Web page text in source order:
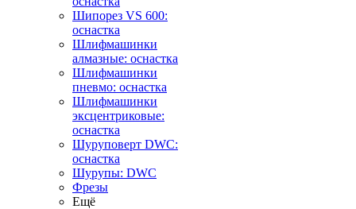
Шипорез VS 600:
оснастка
Шлифмашинки
алмазные: оснастка
Шлифмашинки
пневмо: оснастка
Шлифмашинки
эксцентриковые:
оснастка
Шуруповерт DWC:
оснастка
Шурупы: DWC
Фрезы
Ещё